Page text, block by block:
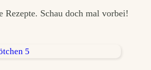
Rezepte. Schau doch mal vorbei!